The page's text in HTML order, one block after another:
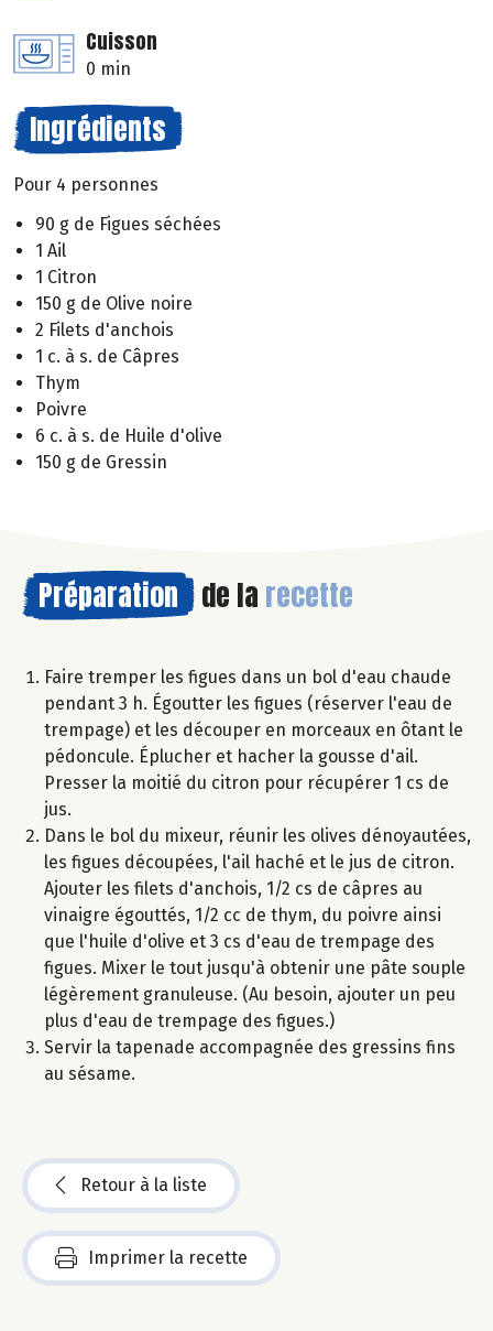
Cuisson
0 min
Ingrédients
Pour 4 personnes
90 g de Figues séchées
1 Ail
1 Citron
150 g de Olive noire
2 Filets d'anchois
1 c. à s. de Câpres
Thym
Poivre
6 c. à s. de Huile d'olive
150 g de Gressin
Préparation de la recette
Faire tremper les figues dans un bol d'eau chaude
pendant 3 h. Égoutter les figues (réserver l'eau de
trempage) et les découper en morceaux en ôtant le
pédoncule. Éplucher et hacher la gousse d'ail.
Presser la moitié du citron pour récupérer 1 cs de
jus.
Dans le bol du mixeur, réunir les olives dénoyautées,
les figues découpées, l'ail haché et le jus de citron.
Ajouter les filets d'anchois, 1/2 cs de câpres au
vinaigre égouttés, 1/2 cc de thym, du poivre ainsi
que l'huile d'olive et 3 cs d'eau de trempage des
figues. Mixer le tout jusqu'à obtenir une pâte souple
légèrement granuleuse. (Au besoin, ajouter un peu
plus d'eau de trempage des figues.)
Servir la tapenade accompagnée des gressins fins
au sésame.
Retour à la liste
Imprimer la recette